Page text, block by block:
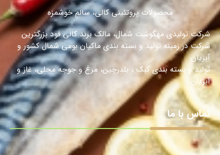
محصولات پروتئینی کالی، سالمِ خوشمزه
شرکت تولیدی مهگوشت شمال، مالک برند کالی فود بزرگترین
شرکت در زمینه تولید و بسته بندی ماکیان بومی شمال کشور و
آبزیان
تولید و بسته بندی کبک ، بلدرچین، مرغ و جوجه محلی، غاز و
آبزیان.
تماس با ما